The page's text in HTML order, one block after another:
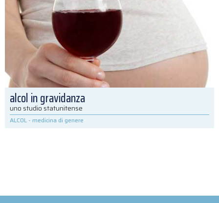
alcol in gravidanza
uno studio statunitense
ALCOL - medicina di genere